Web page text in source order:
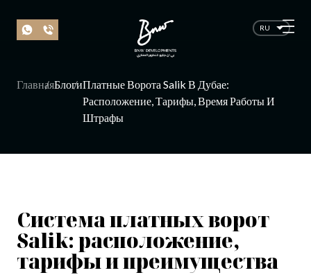
RU
ГлавнаяБлогиПлатные Ворота Salik В Дубае:
Расположение, Тарифы, Время Работы И
Штрафы
Система платных ворот
Salik: расположение,
тарифы и преимущества